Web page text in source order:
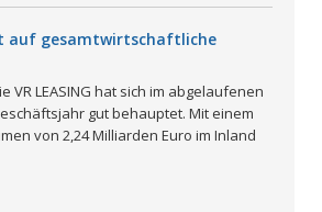
auf gesamtwirtschaftliche
VR LEASING hat sich im abgelaufenen
gut behauptet. Mit einem
von 2,24 Milliarden Euro im Inland